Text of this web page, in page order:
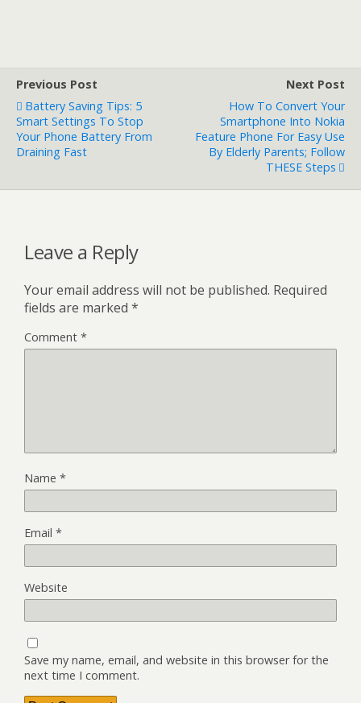
Previous Post
Battery Saving Tips: 5
Smart Settings To Stop
Your Phone Battery From
Draining Fast
Next Post
How To Convert Your
Smartphone Into Nokia
Feature Phone For Easy Use
By Elderly Parents; Follow
THESE Steps
Leave a Reply
Your email address will not be published. Required
fields are marked *
Comment *
Name *
Email *
Website
Save my name, email, and website in this browser for the
next time I comment.